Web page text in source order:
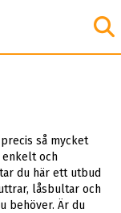
så mycket
enkelt och
du här ett utbud
låsbultar och
behöver. Är du